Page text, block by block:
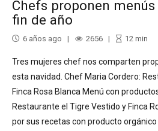
Chefs proponen
fin de año
6 años ago 2656 12min
Tres mujeres chef nos comparten
esta navidad. Chef Maria Cordero:
Finca Rosa Blanca Menú con
Restaurante el Tigre Vestido y Finca
por sus recetas con producto